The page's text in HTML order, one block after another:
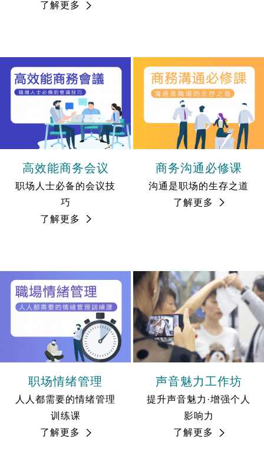
了解更多
高效能商务会议
职场人士必备的会议技
巧
了解更多
商务沟通必修课
沟通是职场的生存之道
了解更多
职场情绪管理
人人都需要的情绪管理
训练课
了解更多
声音魅力工作坊
提升声音魅力·增强个人
影响力
了解更多